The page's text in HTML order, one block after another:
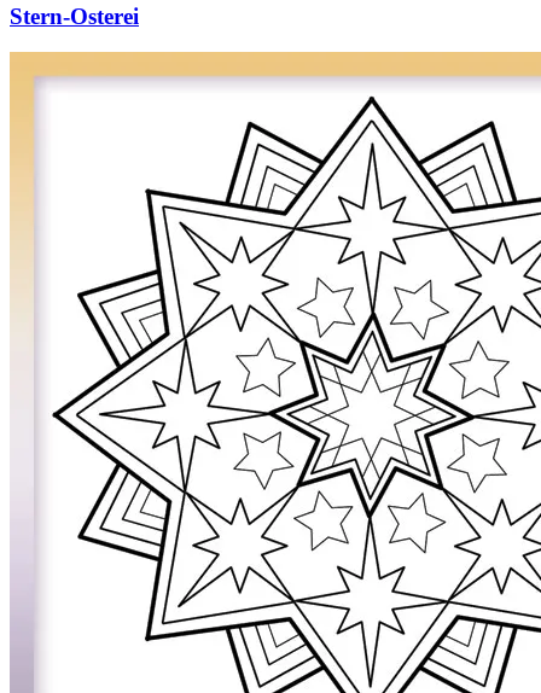
Sport
Valentinstag und Liebe
Winter und Weihnachten
Stern-Osterei